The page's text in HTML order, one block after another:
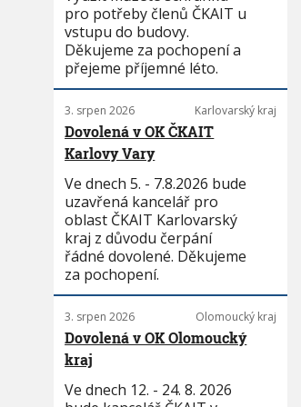
pro potřeby členů ČKAIT u
vstupu do budovy.
Děkujeme za pochopení a
přejeme příjemné léto.
3. srpen 2026 Karlovarský kraj
Dovolená v OK ČKAIT
Karlovy Vary
Ve dnech 5. - 7.8.2026 bude
uzavřená kancelář pro
oblast ČKAIT Karlovarský
kraj z důvodu čerpání
řádné dovolené. Děkujeme
za pochopení.
3. srpen 2026 Olomoucký kraj
Dovolená v OK Olomoucký
kraj
Ve dnech 12. - 24. 8. 2026